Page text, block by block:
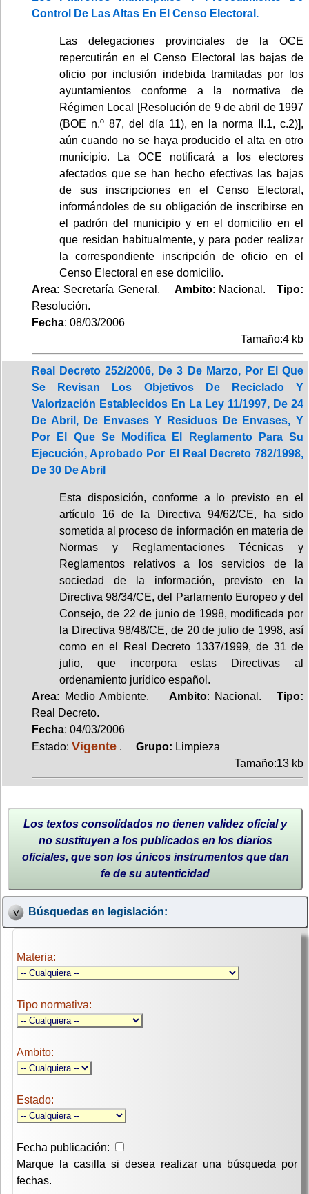
Control De Las Altas En El Censo Electoral.
Las delegaciones provinciales de la OCE
repercutirán en el Censo Electoral las bajas de
oficio por inclusión indebida tramitadas por los
ayuntamientos conforme a la normativa de
Régimen Local [Resolución de 9 de abril de 1997
(BOE n.º 87, del día 11), en la norma II.1, c.2)],
aún cuando no se haya producido el alta en otro
municipio. La OCE notificará a los electores
afectados que se han hecho efectivas las bajas
de sus inscripciones en el Censo Electoral,
informándoles de su obligación de inscribirse en
el padrón del municipio y en el domicilio en el
que residan habitualmente, y para poder realizar
la correspondiente inscripción de oficio en el
Censo Electoral en ese domicilio.
Area: Secretaría General. Ambito: Nacional.Tipo:
Resolución.
Fecha: 08/03/2006
Tamaño:4 kb
Real Decreto 252/2006, De 3 De Marzo, Por El Que
Se Revisan Los Objetivos De Reciclado Y
Valorización Establecidos En La Ley 11/1997, De 24
De Abril, De Envases Y Residuos De Envases, Y
Por El Que Se Modifica El Reglamento Para Su
Ejecución, Aprobado Por El Real Decreto 782/1998,
De 30 De Abril
Esta disposición, conforme a lo previsto en el
artículo 16 de la Directiva 94/62/CE, ha sido
sometida al proceso de información en materia de
Normas y Reglamentaciones Técnicas y
Reglamentos relativos a los servicios de la
sociedad de la información, previsto en la
Directiva 98/34/CE, del Parlamento Europeo y del
Consejo, de 22 de junio de 1998, modificada por
la Directiva 98/48/CE, de 20 de julio de 1998, así
como en el Real Decreto 1337/1999, de 31 de
julio, que incorpora estas Directivas al
ordenamiento jurídico español.
Area: Medio Ambiente. Ambito: Nacional.Tipo:
Real Decreto.
Fecha: 04/03/2006
Estado: Vigente . Grupo: Limpieza
Tamaño:13 kb
Los textos consolidados no tienen validez oficial y
no sustituyen a los publicados en los diarios
oficiales, que son los únicos instrumentos que dan
fe de su autenticidad
Búsquedas en legislación:
Materia:
Tipo normativa:
Ambito:
Estado:
Fecha publicación:
Marque la casilla si desea realizar una búsqueda por
fechas.